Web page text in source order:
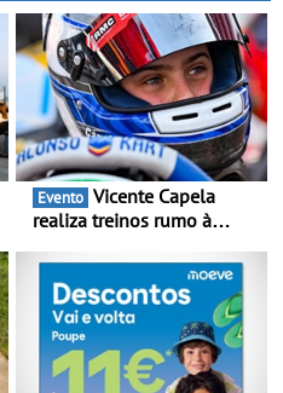
Evento
realiza treinos rumo à
Portugal Karting e mira boa
estreia - O Campeonato
Portugal Karting 2026
decorre entre 1 de Março e
6 de Setembro